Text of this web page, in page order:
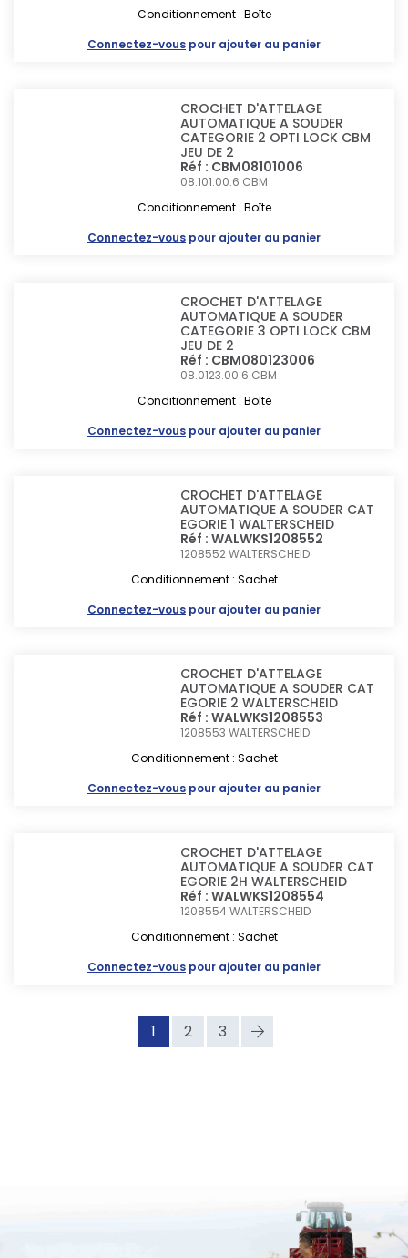
Conditionnement : Boîte
Connectez-vous pour ajouter au panier
CROCHET D'ATTELAGE
AUTOMATIQUE A SOUDER
CATEGORIE 2 OPTI LOCK CBM
JEU DE 2
Réf : CBM08101006
08.101.00.6 CBM
Conditionnement : Boîte
Connectez-vous pour ajouter au panier
CROCHET D'ATTELAGE
AUTOMATIQUE A SOUDER
CATEGORIE 3 OPTI LOCK CBM
JEU DE 2
Réf : CBM080123006
08.0123.00.6 CBM
Conditionnement : Boîte
Connectez-vous pour ajouter au panier
CROCHET D'ATTELAGE
AUTOMATIQUE A SOUDER CAT
EGORIE 1 WALTERSCHEID
Réf : WALWKS1208552
1208552WALTERSCHEID
Conditionnement : Sachet
Connectez-vous pour ajouter au panier
CROCHET D'ATTELAGE
AUTOMATIQUE A SOUDER CAT
EGORIE 2 WALTERSCHEID
Réf : WALWKS1208553
1208553WALTERSCHEID
Conditionnement : Sachet
Connectez-vous pour ajouter au panier
CROCHET D'ATTELAGE
AUTOMATIQUE A SOUDER CAT
EGORIE 2H WALTERSCHEID
Réf : WALWKS1208554
1208554WALTERSCHEID
Conditionnement : Sachet
Connectez-vous pour ajouter au panier
1 2 3